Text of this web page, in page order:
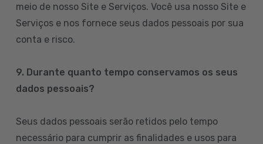
meio de nosso Site e Serviços. Você usa nosso Site e
Serviços e nos fornece seus dados pessoais por sua
conta e risco.
9. Durante quanto tempo conservamos os seus
dados pessoais?
Seus dados pessoais serão retidos pelo tempo
necessário para cumprir as finalidades e usos para